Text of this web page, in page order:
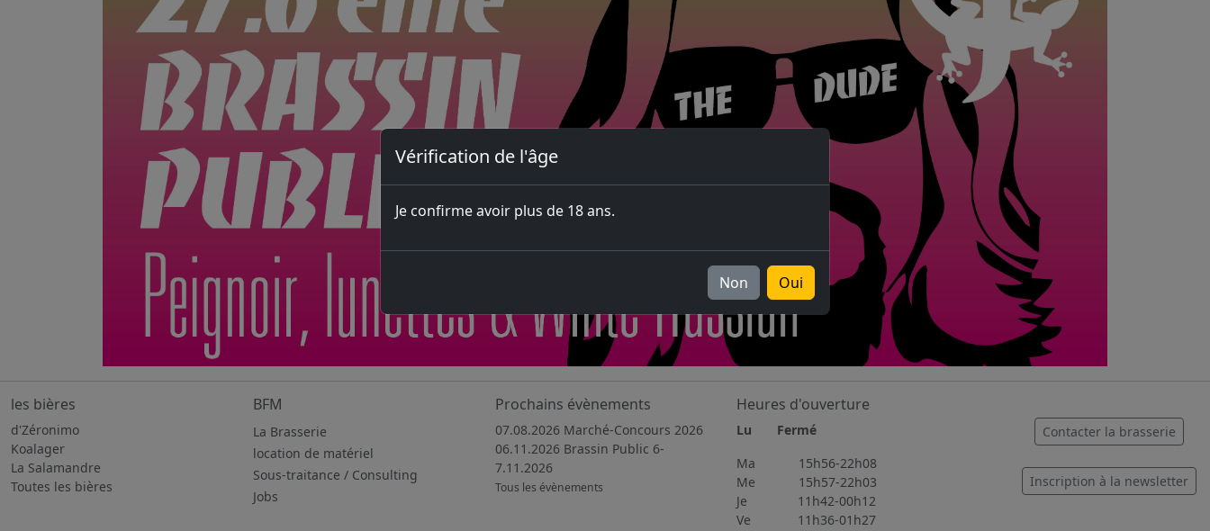
Vérification de l'âge
Je confirme avoir plus de 18 ans.
Non Oui
les bières
d'Zéronimo
Koalager
La Salamandre
Toutes les bières
BFM
La Brasserie
location de matériel
Sous-traitance / Consulting
Jobs
Prochains évènements
07.08.2026 Marché-Concours 2026
06.11.2026 Brassin Public 6-
7.11.2026
Tous les évènements
Heures d'ouverture
Lu Fermé
Ma 15h56-22h08
Me 15h57-22h03
Je 11h42-00h12
Ve 11h36-01h27
Contacter la brasserie
Inscription à la newsletter